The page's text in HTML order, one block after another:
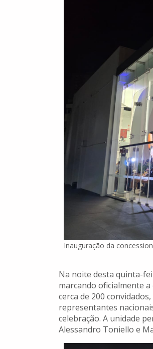
Inauguração da
Na noite desta quinta-
marcando oficialmente
cerca de 200
representantes
celebração. A unidade
Alessandro Toniello e